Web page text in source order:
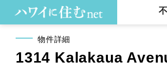
物件詳細
1314 Kalakaua